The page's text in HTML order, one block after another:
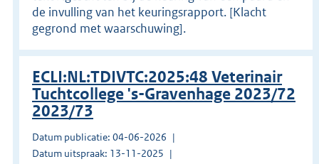
de invulling van het keuringsrapport. [Klacht
gegrond met waarschuwing].
ECLI:NL:TDIVTC:2025:48 Veterinair
Tuchtcollege 's-Gravenhage 2023/72
2023/73
Datum publicatie: 04-06-2026
Datum uitspraak: 13-11-2025